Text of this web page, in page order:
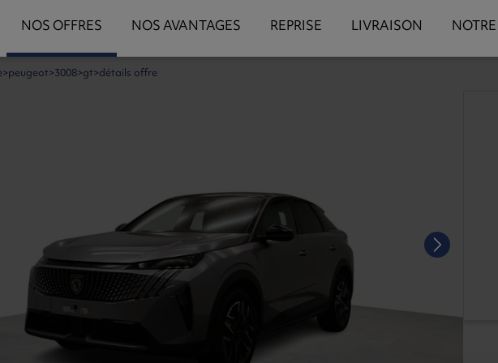
NOS OFFRES NOS AVANTAGES REPRISE LIVRAISON
peugeot 3008 gt détails offre